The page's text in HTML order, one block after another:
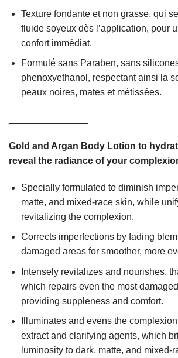
Texture fondante et non grasse, qui
fluide soyeux dès l’application, pour
confort immédiat.
Formulé sans Paraben, sans
phenoxyethanol, respectant ainsi la
peaux noires, mates et métissées.
Gold and Argan Body Lotion to
reveal the radiance of your
Specially formulated to diminish
matte, and mixed-race skin, while
revitalizing the complexion.
Corrects imperfections by fading
damaged areas for smoother, more
Intensely revitalizes and nourishes,
which repairs even the most
providing suppleness and comfort.
Illuminates and evens the
extract and clarifying agents, which
luminosity to dark, matte, and mixed-